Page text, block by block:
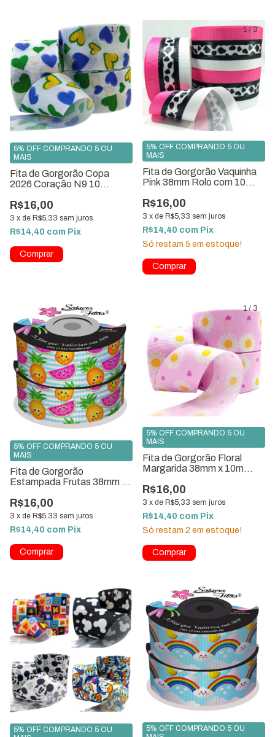
1/3
Fita de Gorgorão Copa
2026 Coração N9 10
R$16,00
3 x de R$5,33 sem juros
5% OFF COMPRANDO 5 OU
MAIS
R$14,40 com Pix
1/3
Fita de Gorgorão Vaquinha
Pink 38mm Rolo com 10
R$16,00
3 x de R$5,33 sem juros
5% OFF COMPRANDO 5 OU
MAIS
R$14,40 com Pix
Só restam 5 em estoque!
Fita de Gorgorão
Estampada Frutas 38mm ×
R$16,00
3 x de R$5,33 sem juros
5% OFF COMPRANDO 5 OU
MAIS
R$14,40 com Pix
1/3
Fita de Gorgorão Floral
Margarida 38mm x 10m
R$16,00
3 x de R$5,33 sem juros
5% OFF COMPRANDO 5 OU
MAIS
R$14,40 com Pix
Só restam 2 em estoque!
1/8
5% OFF COMPRANDO 5 OU
5% OFF COMPRANDO 5 OU